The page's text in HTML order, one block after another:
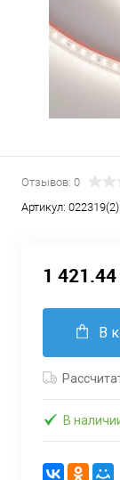
Отзывов: 0
Артикул: 022319(2)
1
В
В